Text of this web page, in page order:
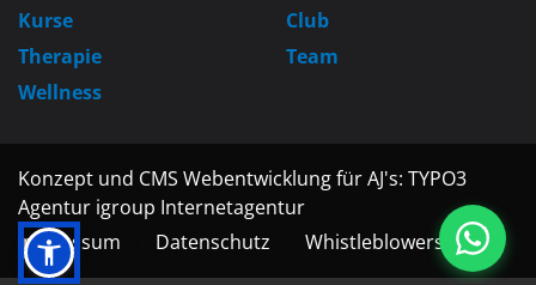
Kurse
Therapie
Wellness
Club
Team
Konzept und CMS Webentwicklung für AJ's: TYPO3
Agentur igroup Internetagentur
Impressum
Datenschutz Whistleblowersystem